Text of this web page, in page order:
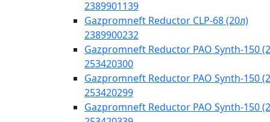
2389901139
Gazpromneft Reductor CLP-68 (20л)
2389900232
Gazpromneft Reductor PAO Synth-150
253420300
Gazpromneft Reductor PAO Synth-150
253420299
Gazpromneft Reductor PAO Synth-150